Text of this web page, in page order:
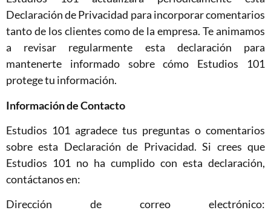
Declaración de Privacidad para incorporar comentarios
tanto de los clientes como de la empresa. Te animamos
a revisar regularmente esta declaración para
mantenerte informado sobre cómo Estudios 101
protege tu información.
Información de Contacto
Estudios 101 agradece tus preguntas o comentarios
sobre esta Declaración de Privacidad. Si crees que
Estudios 101 no ha cumplido con esta declaración,
contáctanos en:
Dirección de correo electrónico: